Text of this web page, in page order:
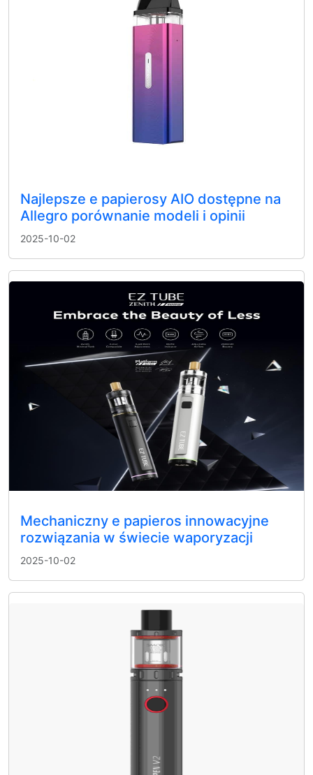
Najlepsze e papierosy AIO dostępne na
Allegro porównanie modeli i opinii
2025-10-02
Mechaniczny e papieros innowacyjne
rozwiązania w świecie waporyzacji
2025-10-02